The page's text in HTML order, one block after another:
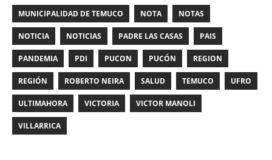
MUNICIPALIDAD DE TEMUCO NOTA NOTAS
NOTICIA NOTICIAS PADRE LAS CASAS PAIS
PANDEMIA PDI PUCON PUCÓN REGION
REGIÓN ROBERTO NEIRA SALUD TEMUCO UFRO
ULTIMAHORA VICTORIA VICTOR MANOLI
VILLARRICA